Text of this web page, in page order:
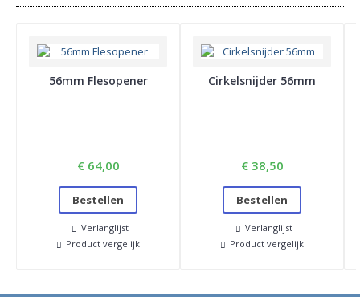
56mm Flesopener
€ 64,00
Bestellen
Verlanglijst
Product vergelijk
Cirkelsnijder 56mm
€ 38,50
Bestellen
Verlanglijst
Product vergelijk